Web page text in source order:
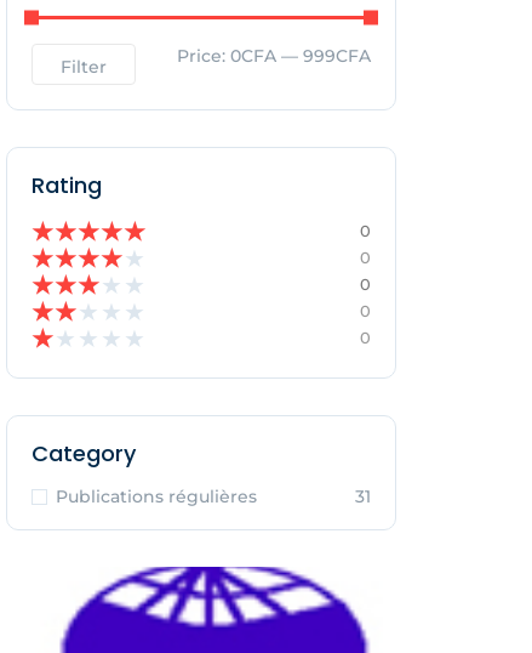
Filter Price: 0CFA — 999CFA
Rating
★★★★★ 0
★★★★★ 0
★★★★ ★ 0
★★★ ★ ★ 0
★★ ★ ★ ★ 0
Category
Publications régulières 31